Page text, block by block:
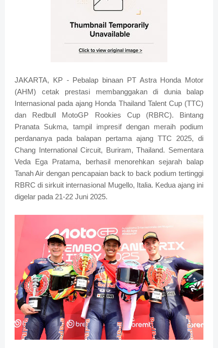
JAKARTA, KP - Pebalap binaan PT Astra Honda Motor
(AHM) cetak prestasi membanggakan di dunia balap
Internasional pada ajang Honda Thailand Talent Cup (TTC)
dan Redbull MotoGP Rookies Cup (RBRC). Bintang
Pranata Sukma, tampil impresif dengan meraih podium
perdananya pada balapan pertama ajang TTC 2025, di
Chang International Circuit, Buriram, Thailand. Sementara
Veda Ega Pratama, berhasil menorehkan sejarah balap
Tanah Air dengan pencapaian back to back podium tertinggi
RBRC di sirkuit internasional Mugello, Italia. Kedua ajang ini
digelar pada 21-22 Juni 2025.